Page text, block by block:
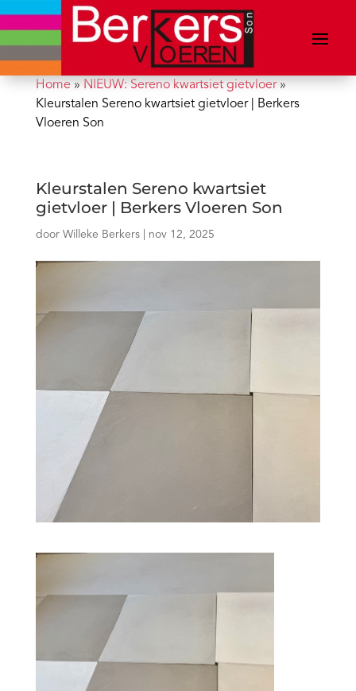
Home» NIEUW: Sereno kwartsiet gietvloer»
Kleurstalen Sereno kwartsiet gietvloer | Berkers
Vloeren Son
Kleurstalen Sereno kwartsiet
gietvloer | Berkers Vloeren Son
door Willeke Berkers| nov 12, 2025